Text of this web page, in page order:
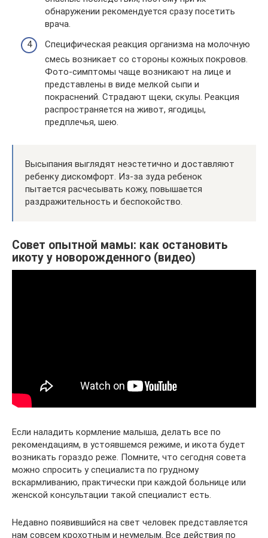
обнаружении рекомендуется сразу посетить
врача.
Специфическая реакция организма на молочную
смесь возникает со стороны кожных покровов.
Фото-симптомы чаще возникают на лице и
представлены в виде мелкой сыпи и
покраснений. Страдают щеки, скулы. Реакция
распространяется на живот, ягодицы,
предплечья, шею.
Высыпания выглядят неэстетично и доставляют
ребенку дискомфорт. Из-за зуда ребенок
пытается расчесывать кожу, повышается
раздражительность и беспокойство.
Совет опытной мамы: как остановить
икоту у новорожденного (видео)
Если наладить кормление малыша, делать все по
рекомендациям, в устоявшемся режиме, и икота будет
возникать гораздо реже. Помните, что сегодня совета
можно спросить у специалиста по грудному
вскармливанию, практически при каждой больнице или
женской консультации такой специалист есть.
Недавно появившийся на свет человек представляется
нам совсем крохотным и неумелым. Все действия по